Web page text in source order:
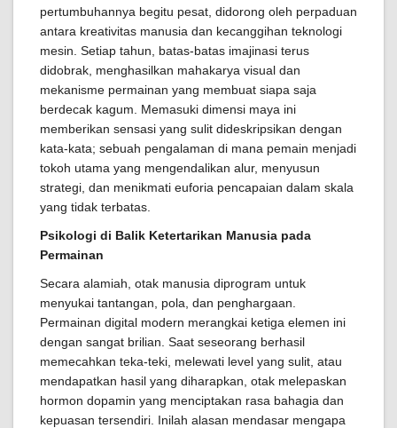
pertumbuhannya begitu pesat, didorong oleh perpaduan
antara kreativitas manusia dan kecanggihan teknologi
mesin. Setiap tahun, batas-batas imajinasi terus
didobrak, menghasilkan mahakarya visual dan
mekanisme permainan yang membuat siapa saja
berdecak kagum. Memasuki dimensi maya ini
memberikan sensasi yang sulit dideskripsikan dengan
kata-kata; sebuah pengalaman di mana pemain menjadi
tokoh utama yang mengendalikan alur, menyusun
strategi, dan menikmati euforia pencapaian dalam skala
yang tidak terbatas.
Psikologi di Balik Ketertarikan Manusia pada
Permainan
Secara alamiah, otak manusia diprogram untuk
menyukai tantangan, pola, dan penghargaan.
Permainan digital modern merangkai ketiga elemen ini
dengan sangat brilian. Saat seseorang berhasil
memecahkan teka-teki, melewati level yang sulit, atau
mendapatkan hasil yang diharapkan, otak melepaskan
hormon dopamin yang menciptakan rasa bahagia dan
kepuasan tersendiri. Inilah alasan mendasar mengapa